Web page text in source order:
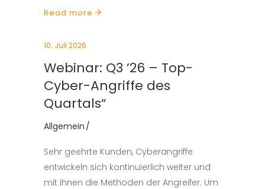
Read more
10. Juli 2026
Webinar: Q3 ’26 – Top-
Cyber-Angriffe des
Quartals“
Allgemein
Sehr geehrte Kunden, Cyberangriffe
entwickeln sich kontinuierlich weiter und
mit ihnen die Methoden der Angreifer. Um